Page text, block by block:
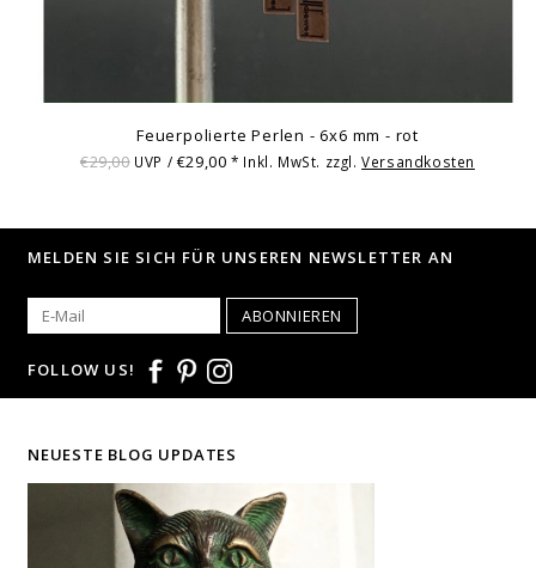
Feuerpolierte Perlen - 6x6 mm - rot
€29,00 UVP / €29,00* Inkl. MwSt. zzgl.Versandkosten
MELDEN SIE SICH FÜR UNSEREN NEWSLETTER AN
ABONNIEREN
FOLLOW US!
NEUESTE BLOG UPDATES